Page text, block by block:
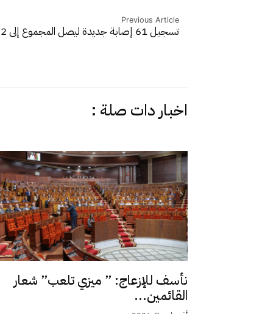
Previous Article
تسجيل 61 إصابة جديدة ليصل المجموع إلى 8132
اخبار دات صلة :
نأسف للإزعاج: ” ميزي تلعب” شعار
القائمين...